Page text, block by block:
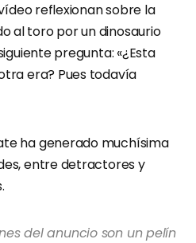
reflexionan sobre la
al toro por un dinosaurio
pregunta: «¿Esta
era? Pues todavía
ha generado muchísima
entre detractores y
del anuncio son un pelín